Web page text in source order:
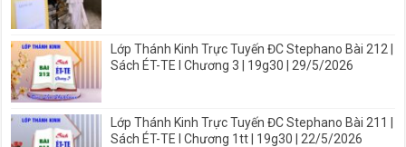
Lớp Thánh Kinh Trực Tuyến ĐC Stephano Bài 212 |
Sách ÉT-TE I Chương 3 | 19g30 | 29/5/2026
Lớp Thánh Kinh Trực Tuyến ĐC Stephano Bài 211 |
Sách ÉT-TE I Chương 1tt | 19g30 | 22/5/2026